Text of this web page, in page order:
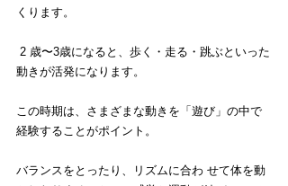
くります。
動きが活発になります。
この時期は、さまざまな動きを「遊び」の中で
経験することがポイント。
バランスをとったり、リズムに合わ せて体を動